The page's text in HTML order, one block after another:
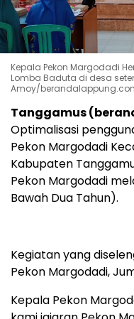
Kepala Pekon Margodadi
Lomba Baduta di desa
Amoy/
Tanggamus
Optimalisasi
Pekon Margodadi
Kabupaten
Pekon Margodadi
Bawah Dua Tahun).
Kegiatan yang
Pekon Margodadi,
Kepala Pekon